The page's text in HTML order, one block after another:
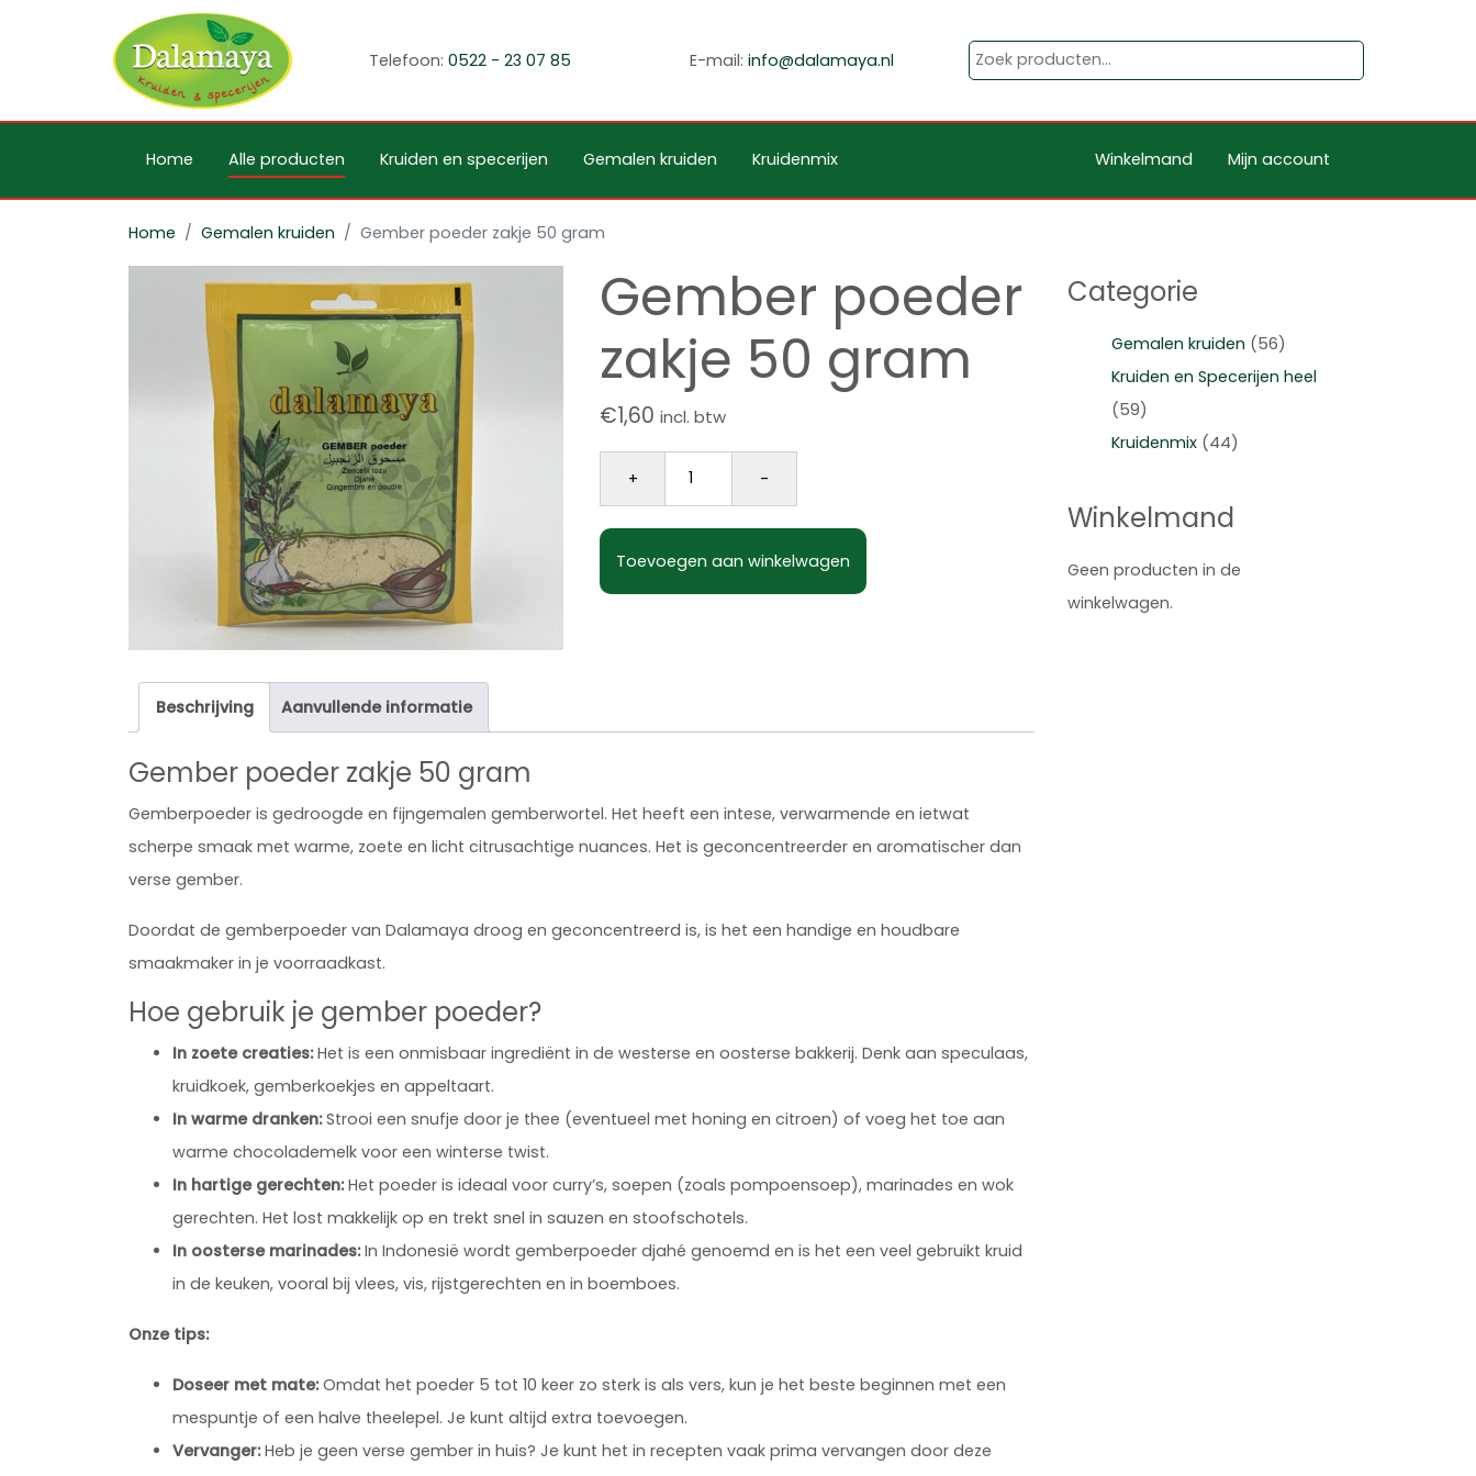
Telefoon:0522 - 23 07 85 E-mail: info@dalamaya.nl
Home Alle producten Kruiden en specerijen Gemalen kruiden Kruidenmix Winkelmand Mijn account
Home Gemalen kruiden Gember poeder zakje 50 gram
Gember poeder
zakje 50 gram
€1,60 incl. btw
+
Gember poeder zakje 50 gram aantal
-
Toevoegen aan winkelwagen
Beschrijving Aanvullende informatie
Gember poeder zakje 50 gram
Gemberpoeder is gedroogde en fijngemalen gemberwortel. Het heeft een intese, verwarmende en ietwat
scherpe smaak met warme, zoete en licht citrusachtige nuances. Het is geconcentreerder en aromatischer dan
verse gember.
Doordat de gemberpoeder van Dalamaya droog en geconcentreerd is, is het een handige en houdbare
smaakmaker in je voorraadkast.
Hoe gebruik je gember poeder?
In zoete creaties:Het is een onmisbaar ingrediënt in de westerse en oosterse bakkerij. Denk aan speculaas,
kruidkoek, gemberkoekjes en appeltaart.
In warme dranken:Strooi een snufje door je thee (eventueel met honing en citroen) of voeg het toe aan
warme chocolademelk voor een winterse twist.
In hartige gerechten:Het poeder is ideaal voor curry’s, soepen (zoals pompoensoep), marinades en wok
gerechten. Het lost makkelijk op en trekt snel in sauzen en stoofschotels.
In oosterse marinades:In Indonesië wordt gemberpoeder djahé genoemd en is het een veel gebruikt kruid
in de keuken, vooral bij vlees, vis, rijstgerechten en in boemboes.
Onze tips:
Doseer met mate:Omdat het poeder 5 tot 10 keer zo sterk is als vers, kun je het beste beginnen met een
mespuntje of een halve theelepel. Je kunt altijd extra toevoegen.
Vervanger:Heb je geen verse gember in huis? Je kunt het in recepten vaak prima vervangen door deze
Categorie
Gemalen kruiden (56)
Kruiden en Specerijen heel
(59)
Kruidenmix (44)
Winkelmand
Geen producten in de
winkelwagen.